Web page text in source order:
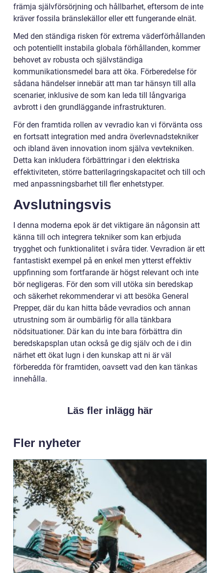
främja självförsörjning och hållbarhet, eftersom de inte
kräver fossila bränslekällor eller ett fungerande elnät.
Med den ständiga risken för extrema väderförhållanden
och potentiellt instabila globala förhållanden, kommer
behovet av robusta och självständiga
kommunikationsmedel bara att öka. Förberedelse för
sådana händelser innebär att man tar hänsyn till alla
scenarier, inklusive de som kan leda till långvariga
avbrott i den grundläggande infrastrukturen.
För den framtida rollen av vevradio kan vi förvänta oss
en fortsatt integration med andra överlevnadstekniker
och ibland även innovation inom själva vevtekniken.
Detta kan inkludera förbättringar i den elektriska
effektiviteten, större batterilagringskapacitet och till och
med anpassningsbarhet till fler enhetstyper.
Avslutningsvis
I denna moderna epok är det viktigare än någonsin att
känna till och integrera tekniker som kan erbjuda
trygghet och funktionalitet i svåra tider. Vevradion är ett
fantastiskt exempel på en enkel men ytterst effektiv
uppfinning som fortfarande är högst relevant och inte
bör negligeras. För den som vill utöka sin beredskap
och säkerhet rekommenderar vi att besöka General
Prepper, där du kan hitta både vevradios och annan
utrustning som är oumbärlig för alla tänkbara
nödsituationer. Där kan du inte bara förbättra din
beredskapsplan utan också ge dig själv och de i din
närhet ett ökat lugn i den kunskap att ni är väl
förberedda för framtiden, oavsett vad den kan tänkas
innehålla.
Läs fler inlägg här
Fler nyheter